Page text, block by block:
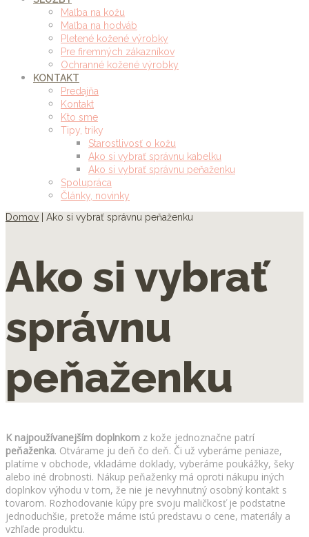
Maľba na kožu
Maľba na hodváb
Pletené kožené výrobky
Pre firemných zákazníkov
Ochranné kožené výrobky
KONTAKT
Predajňa
Kontakt
Kto sme
Tipy, triky
Starostlivosť o kožu
Ako si vybrať správnu kabelku
Ako si vybrať správnu peňaženku
Spolupráca
Články, novinky
Domov
Ako si vybrať správnu peňaženku
Ako si vybrať
správnu
peňaženku
K najpoužívanejším doplnkom z kože jednoznačne patrí
peňaženka. Otvárame ju deň čo deň. Či už vyberáme peniaze,
platíme v obchode, vkladáme doklady, vyberáme poukážky, šeky
alebo iné drobnosti. Nákup peňaženky má oproti nákupu iných
doplnkov výhodu v tom, že nie je nevyhnutný osobný kontakt s
tovarom. Rozhodovanie kúpy pre svoju maličkosť je podstatne
jednoduchšie, pretože máme istú predstavu o cene, materiály a
vzhľade produktu.